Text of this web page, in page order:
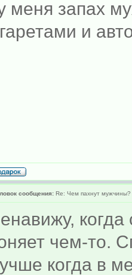
меня запах
и
сообщения: Re: Чем пахнут мужчины?
чем-то.
когда в